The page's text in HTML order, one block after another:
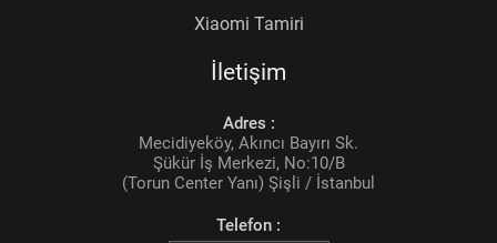
Xiaomi Tamiri
İletişim
Adres :
Mecidiyeköy, Akıncı Bayırı Sk.
Şükür İş Merkezi, No:10/B
(Torun Center Yanı) Şişli / İstanbul
Telefon :